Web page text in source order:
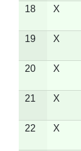
18
X
19 X
20 X
21 X
22 X